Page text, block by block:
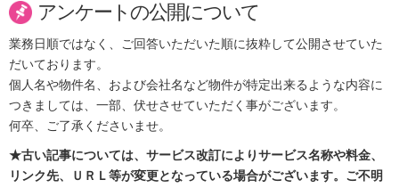
アンケートの公開について
業務日順ではなく、ご回答いただいた順に抜粋して公開させていた
だいております。
個人名や物件名、および会社名など物件が特定出来るような内容に
つきましては、一部、伏せさせていただく事がございます。
何卒、ご了承くださいませ。
★古い記事については、サービス改訂によりサービス名称や料金、
リンク先、ＵＲＬ等が変更となっている場合がございます。ご不明